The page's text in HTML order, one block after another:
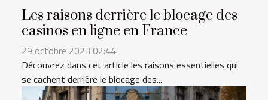
Les raisons derrière le blocage des
casinos en ligne en France
29 octobre 2023 02:44
Découvrez dans cet article les raisons essentielles qui
se cachent derrière le blocage des...